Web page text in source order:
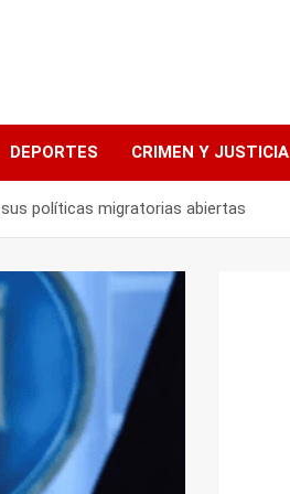
DEPORTES CRIMEN Y JUSTICIA
políticas migratorias abiertas